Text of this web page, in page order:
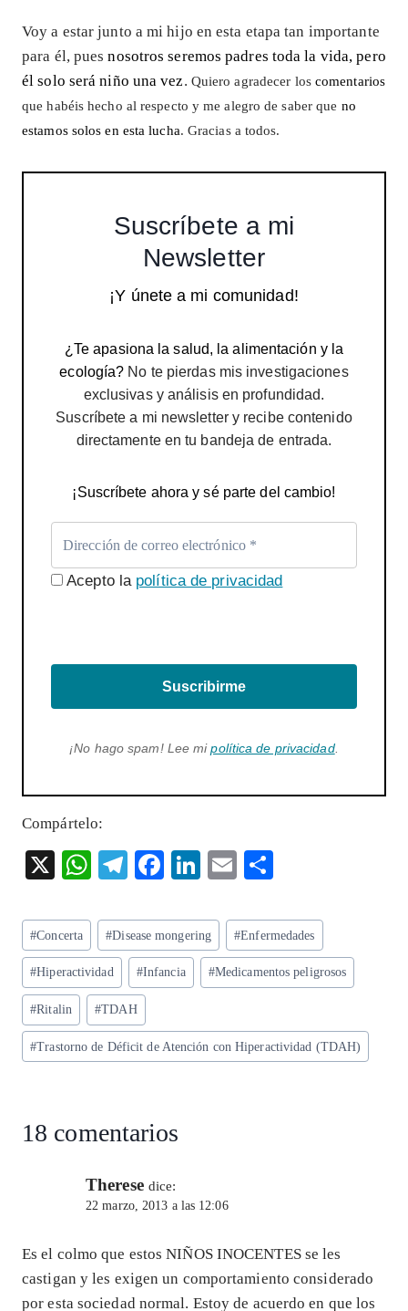
Voy a estar junto a mi hijo en esta etapa tan importante
para él, puesnosotros seremos padres toda la vida, pero
él solo será niño una vez. Quiero agradecer los comentarios
que habéis hecho al respecto y me alegro de saber que no
estamos solos en esta lucha. Gracias a todos.
Suscríbete a mi
Newsletter
¡Y únete a mi comunidad!
¿Te apasiona la salud, la alimentación y la
ecología? No te pierdas mis investigaciones
exclusivas y análisis en profundidad.
Suscríbete a mi newsletter y recibe contenido
directamente en tu bandeja de entrada.
¡Suscríbete ahora y sé parte del cambio!
Acepto la política de privacidad
Suscribirme
¡No hago spam! Lee mipolítica de privacidad.
Compártelo:
X
W
ts
A
p
p
T
eg
ra
m
F
eb
o
o
Li
ke
dI
n
E
ai
l
re
Etiquetas
de
la
entrada:
#Concerta #Disease mongering #Enfermedades
#Hiperactividad #Infancia #Medicamentos peligrosos
#Ritalin #TDAH
#Trastorno de Déficit de Atención con Hiperactividad (TDAH)
18 comentarios
Therese dice:
22 marzo, 2013 a las 12:06
Es el colmo que estos NIÑOS INOCENTES se les
castigan y les exigen un comportamiento considerado
por esta sociedad normal. Estoy de acuerdo en que los